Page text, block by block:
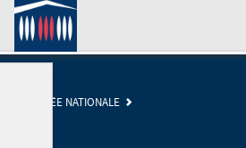
NATIONALE